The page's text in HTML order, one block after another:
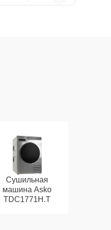
Сушильная
машина Asko
TDC1771H.T